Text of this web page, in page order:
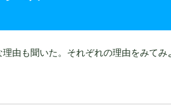
由も聞いた。それぞれの理由をみてみ